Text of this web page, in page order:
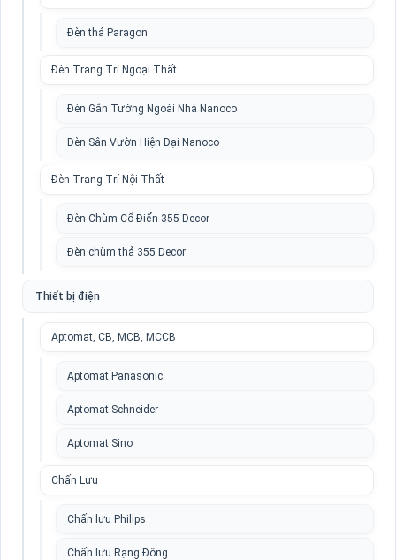
Đèn thả Paragon
Đèn Trang Trí Ngoại Thất
Đèn Gắn Tường Ngoài Nhà Nanoco
Đèn Sân Vườn Hiện Đại Nanoco
Đèn Trang Trí Nội Thất
Đèn Chùm Cổ Điển 355 Decor
Đèn chùm thả 355 Decor
Thiết bị điện
Aptomat, CB, MCB, MCCB
Aptomat Panasonic
Aptomat Schneider
Aptomat Sino
Chấn Lưu
Chấn lưu Philips
Chấn lưu Rạng Đông